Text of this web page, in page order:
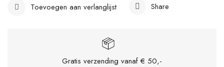
Toevoegen aan verlanglijst Share
Gratis verzending vanaf € 50,-